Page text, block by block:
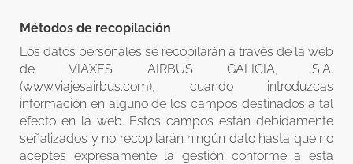
Métodos de recopilación
Los datos personales se recopilarán a través de la web
de VIAXES AIRBUS GALICIA, S.A.
(www.viajesairbus.com), cuando introduzcas
información en alguno de los campos destinados a tal
efecto en la web. Estos campos están debidamente
señalizados y no recopilarán ningún dato hasta que no
aceptes expresamente la gestión conforme a esta